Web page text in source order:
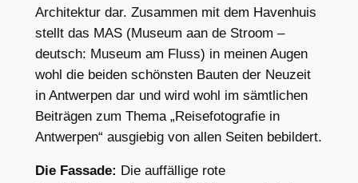
Architektur dar. Zusammen mit dem Havenhuis
stellt das MAS (Museum aan de Stroom –
deutsch: Museum am Fluss) in meinen Augen
wohl die beiden schönsten Bauten der Neuzeit
in Antwerpen dar und wird wohl im sämtlichen
Beiträgen zum Thema „Reisefotografie in
Antwerpen“ ausgiebig von allen Seiten bebildert.
Die Fassade: Die auffällige rote